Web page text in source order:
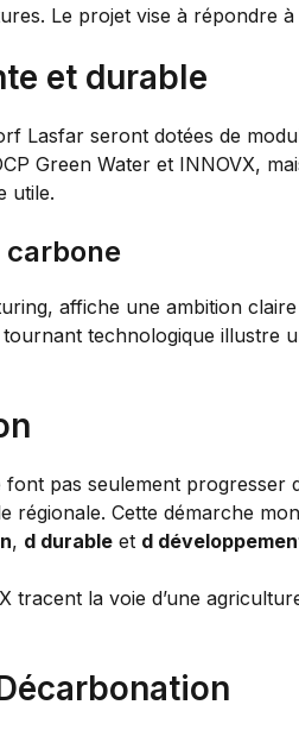
Le projet vise à répondre
et durable
Lasfar seront dotées de
Green Water et INNOVX,
utile.
affiche une ambition
technologique
pas seulement
régionale. Cette démarche
, d durable et d
tracent la voie d’une